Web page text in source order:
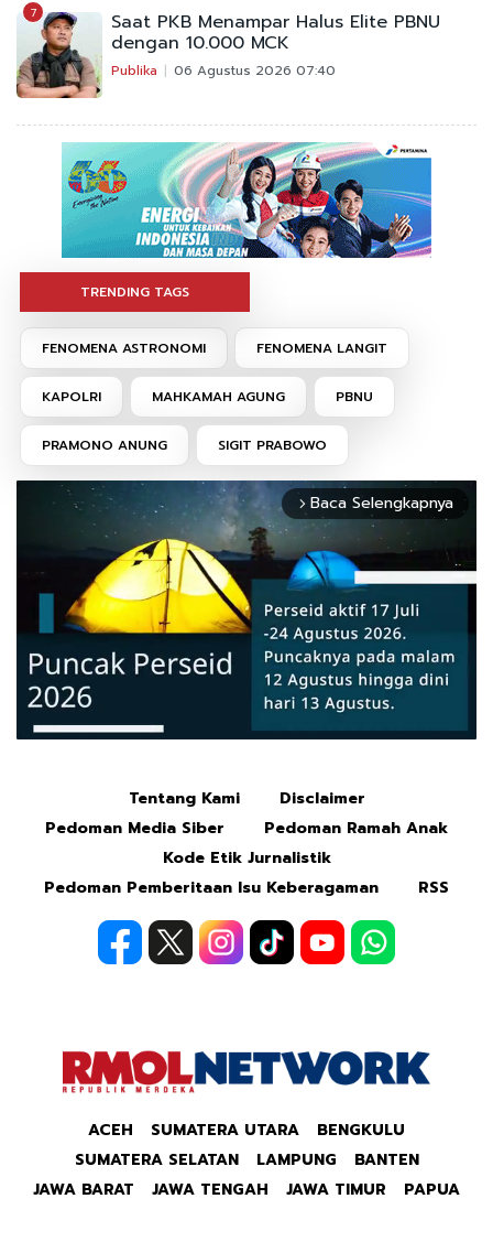
7 Saat PKB Menampar Halus Elite PBNU
dengan 10.000 MCK
Publika 06 Agustus 2026 07:40
TRENDING TAGS
FENOMENA ASTRONOMI FENOMENA LANGIT
KAPOLRI MAHKAMAH AGUNG PBNU
PRAMONO ANUNG SIGIT PRABOWO
arrow_forward_ios Baca Selengkapnya
Tentang Kami
Disclaimer
Pedoman Media Siber
Pedoman Ramah Anak
Kode Etik Jurnalistik
Pedoman Pemberitaan Isu Keberagaman
RSS
ACEH SUMATERA UTARA
BENGKULU
SUMATERA SELATAN
LAMPUNG
BANTEN
JAWA BARAT
JAWA TENGAH JAWA TIMUR PAPUA